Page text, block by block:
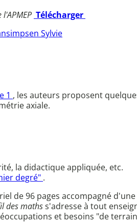
Télécharger
Sylvie
1 , les auteurs proposent
axiale.
la didactique appliquée, etc.
degré" .
de 96 pages accompagné
des mathss'adresse à tout
et besoins "de